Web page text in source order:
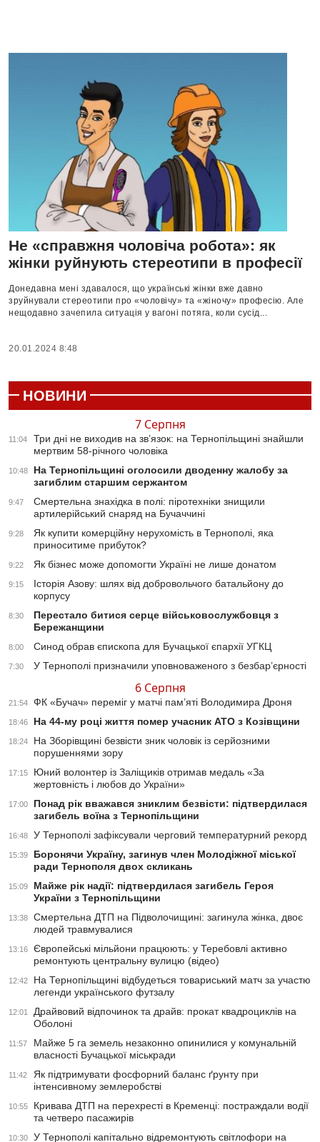
Не «справжня чоловіча робота»: як
жінки руйнують стереотипи в професії
Донедавна мені здавалося, що українські жінки вже давно
зруйнували стереотипи про «чоловічу» та «жіночу» професію. Але
нещодавно зачепила ситуація у вагоні потяга, коли сусід...
20.01.2024 8:48
НОВИНИ
7 Серпня
11:04
Три дні не виходив на зв’язок: на Тернопільщині знайшли
мертвим 58-річного чоловіка
10:48
На Тернопільщині оголосили дводенну жалобу за
загиблим старшим сержантом
9:47
Смертельна знахідка в полі: піротехніки знищили
артилерійський снаряд на Бучаччині
9:28
Як купити комерційну нерухомість в Тернополі, яка
приноситиме прибуток?
9:22 Як бізнес може допомогти Україні не лише донатом
9:15
Історія Азову: шлях від добровольчого батальйону до
корпусу
8:30
Перестало битися серце військовослужбовця з
Бережанщини
8:00 Синод обрав єпископа для Бучацької єпархії УГКЦ
7:30 У Тернополі призначили уповноваженого з безбар’єрності
6 Серпня
21:54 ФК «Бучач» переміг у матчі пам’яті Володимира Дроня
18:46 На 44-му році життя помер учасник АТО з Козівщини
18:24
На Зборівщині безвісти зник чоловік із серйозними
порушеннями зору
17:15
Юний волонтер із Заліщиків отримав медаль «За
жертовність і любов до України»
17:00
Понад рік вважався зниклим безвісти: підтвердилася
загибель воїна з Тернопільщини
16:48 У Тернополі зафіксували черговий температурний рекорд
15:39
Боронячи Україну, загинув член Молодіжної міської
ради Тернополя двох скликань
15:09
Майже рік надії: підтвердилася загибель Героя
України з Тернопільщини
13:38
Смертельна ДТП на Підволочищині: загинула жінка, двоє
людей травмувалися
13:16
Європейські мільйони працюють: у Теребовлі активно
ремонтують центральну вулицю (відео)
12:42
На Тернопільщині відбудеться товариський матч за участю
легенди українського футзалу
12:01
Драйвовий відпочинок та драйв: прокат квадроциклів на
Оболоні
11:57
Майже 5 га земель незаконно опинилися у комунальній
власності Бучацької міськради
11:42
Як підтримувати фосфорний баланс ґрунту при
інтенсивному землеробстві
10:55
Кривава ДТП на перехресті в Кременці: постраждали водії
та четверо пасажирів
10:30 У Тернополі капітально відремонтують світлофори на